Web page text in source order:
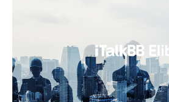
养老 非盈利